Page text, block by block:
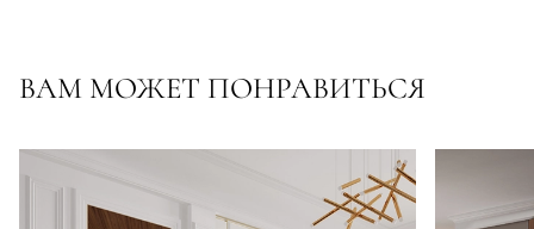
ВАМ МОЖЕТ ПОНРАВИТЬСЯ